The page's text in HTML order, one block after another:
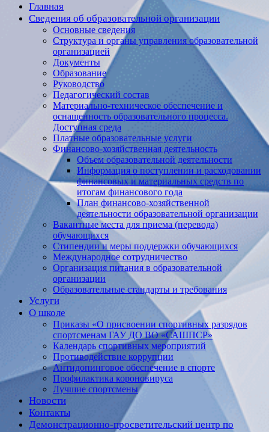
Главная
Сведения об образовательной организации
Основные сведения
Структура и органы управления образовательной
организацией
Документы
Образование
Руководство
Педагогический состав
Материально-техническое обеспечение и
оснащенность образовательного процесса.
Доступная среда
Платные образовательные услуги
Финансово-хозяйственная деятельность
Объем образовательной деятельности
Информация о поступлении и расходовании
финансовых и материальных средств по
итогам финансового года
План финансово-хозяйственной
деятельности образовательной организации
Вакантные места для приема (перевода)
обучающихся
Стипендии и меры поддержки обучающихся
Международное сотрудничество
Организация питания в образовательной
организации
Образовательные стандарты и требования
Услуги
О школе
Приказы «О присвоении спортивных разрядов
спортсменам ГАУ ДО ВО «САШПСР»
Календарь спортивных мероприятий
Противодействие коррупции
Антидопинговое обеспечение в спорте
Профилактика короновируса
Лучшие спортсмены
Новости
Контакты
Демонстрационно-просветительский центр по